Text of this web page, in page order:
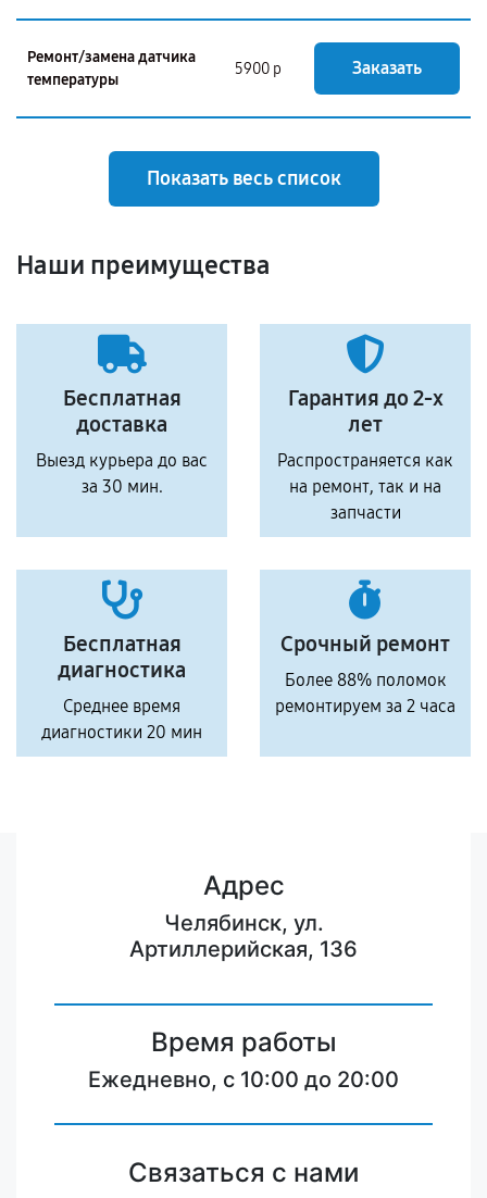
Ремонт/замена датчика
температуры
5900 р Заказать
Показать весь список
Наши преимущества
Бесплатная
доставка
Выезд курьера до вас
за 30 мин.
Гарантия до 2-х
лет
Распространяется как
на ремонт, так и на
запчасти
Бесплатная
диагностика
Среднее время
диагностики 20 мин
Срочный ремонт
Более 88% поломок
ремонтируем за 2 часа
Адрес
Челябинск, ул.
Артиллерийская, 136
Время работы
Ежедневно, с 10:00 до 20:00
Связаться с нами